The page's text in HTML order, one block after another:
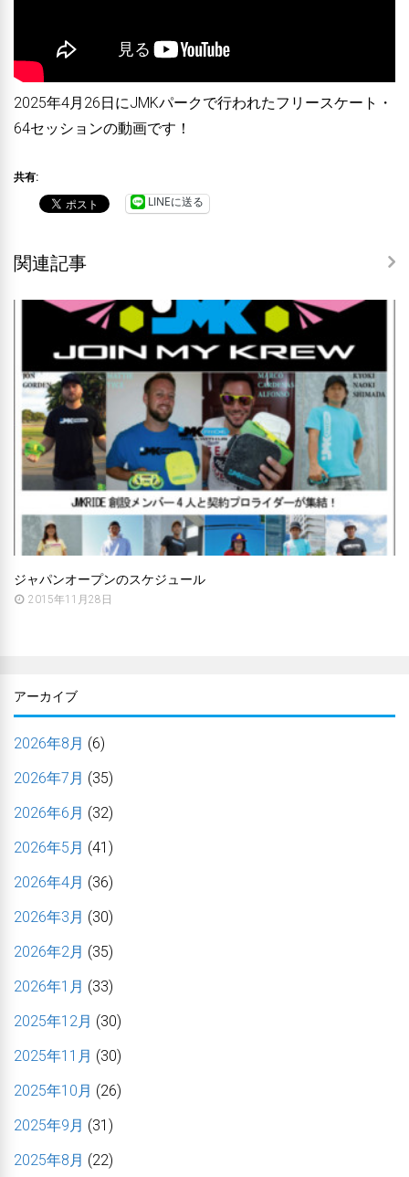
2025年4月26日にJMKパークで行われたフリースケート・
64セッションの動画です！
共有:
LINEに送る
関連記事
ジャパンオープンのスケジュール
2015年11月28日
アーカイブ
2026年8月 (6)
2026年7月 (35)
2026年6月 (32)
2026年5月 (41)
2026年4月 (36)
2026年3月 (30)
2026年2月 (35)
2026年1月 (33)
2025年12月 (30)
2025年11月 (30)
2025年10月 (26)
2025年9月 (31)
2025年8月 (22)